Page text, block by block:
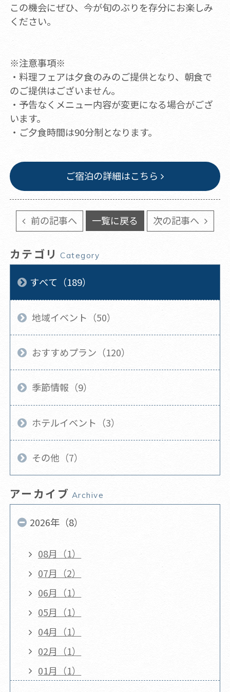
この機会にぜひ、今が旬のぶりを存分にお楽しみ
ください。
※注意事項※
・料理フェアは夕食のみのご提供となり、朝食で
のご提供はございません。
・予告なくメニュー内容が変更になる場合がござ
います。
・ご夕食時間は90分制となります。
ご宿泊の詳細はこちら
前の記事へ 一覧に戻る 次の記事へ
カテゴリ Category
すべて（189）
地域イベント（50）
おすすめプラン（120）
季節情報（9）
ホテルイベント（3）
その他（7）
アーカイブ Archive
2026年（8）
08月（1）
07月（2）
06月（1）
05月（1）
04月（1）
02月（1）
01月（1）